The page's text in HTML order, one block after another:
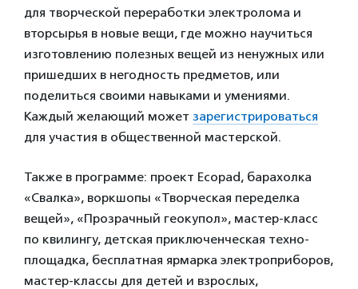
для творческой переработки электролома и
вторсырья в новые вещи, где можно научиться
изготовлению полезных вещей из ненужных или
пришедших в негодность предметов, или
поделиться своими навыками и умениями.
Каждый желающий может зарегистрироваться
для участия в общественной мастерской.
Также в программе: проект Ecopad, барахолка
«Свалка», воркшопы «Творческая переделка
вещей», «Прозрачный геокупол», мастер-класс
по квилингу, детская приключенческая техно-
площадка, бесплатная ярмарка электроприборов,
мастер-классы для детей и взрослых,